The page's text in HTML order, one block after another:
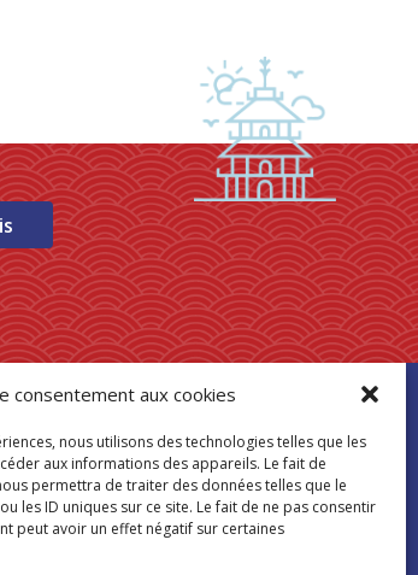
consentement aux cookies
nous utilisons des technologies telles que les
aux informations des appareils. Le fait de
permettra de traiter des données telles que le
les ID uniques sur ce site. Le fait de ne pas consentir
peut avoir un effet négatif sur certaines
Store